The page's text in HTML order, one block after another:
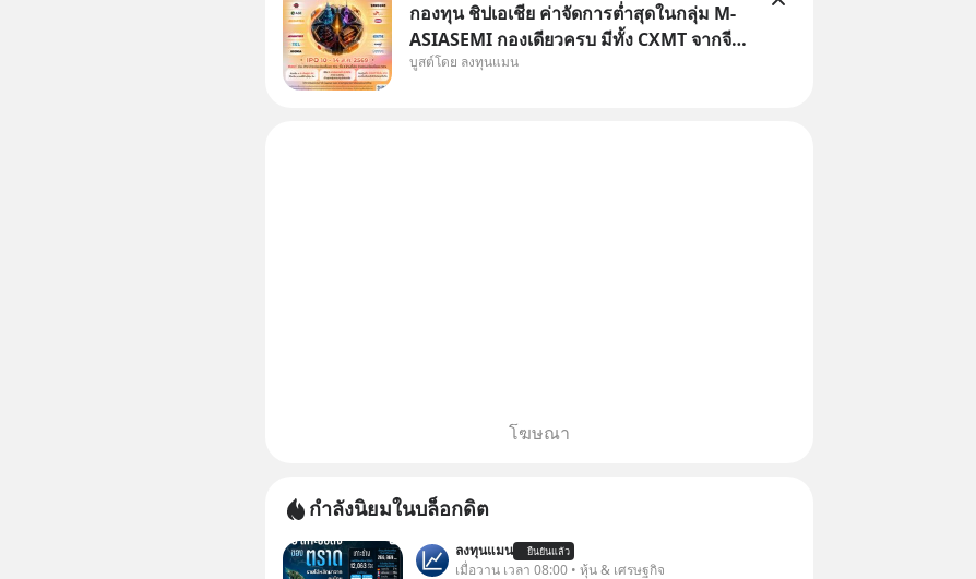
กองทุน ชิปเอเชีย ค่าจัดการต่ำสุดในกลุ่ม M-
ASIASEMI กองเดียวครบ มีทั้ง CXMT จากจีน
TSMC จากไต้หวัน SK Hynix จากเกาหลีใต้
บูสต์โดย ลงทุนแมน
โฆษณา
กำลังนิยมในบล็อกดิต
ลงทุนแมน ยืนยันแล้ว
เมื่อวาน เวลา 08:00 • หุ้น & เศรษฐกิจ